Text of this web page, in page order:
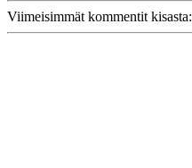
Viimeisimmät kommentit kisasta: